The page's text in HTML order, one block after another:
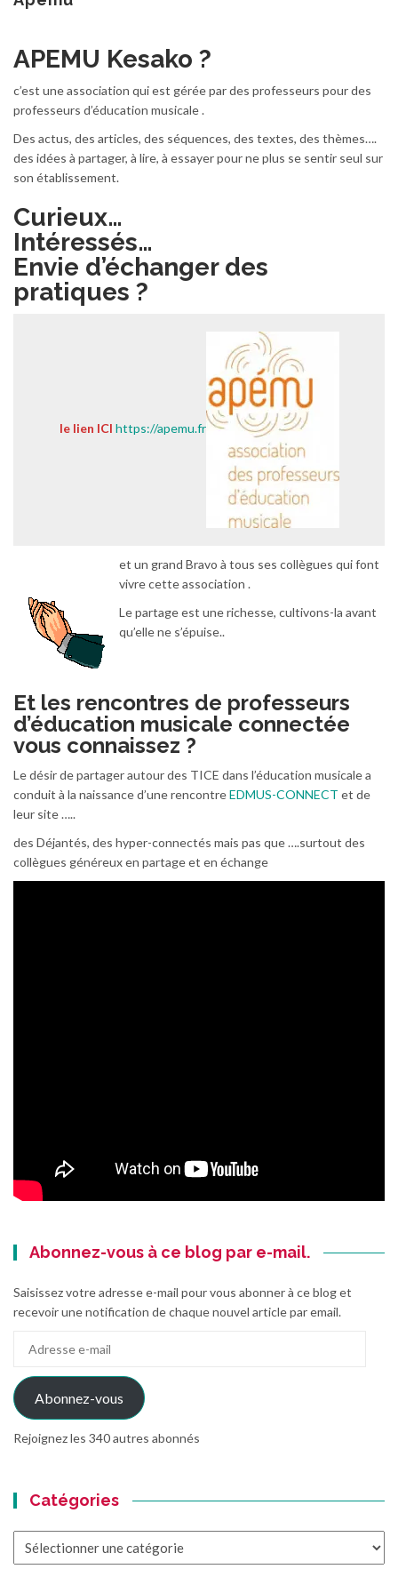
APEMU Kesako ?
c’est une association qui est gérée par des professeurs pour des
professeurs d’éducation musicale .
Des actus, des articles, des séquences, des textes, des thèmes….
des idées à partager, à lire, à essayer pour ne plus se sentir seul sur
son établissement.
Curieux…
Intéressés…
Envie d’échanger des
pratiques ?
le lien ICI https://apemu.fr
et un grand Bravo à tous ses collègues qui font
vivre cette association .
Le partage est une richesse, cultivons-la avant
qu’elle ne s’épuise..
Et les rencontres de professeurs
d’éducation musicale connectée
vous connaissez ?
Le désir de partager autour des TICE dans l’éducation musicale a
conduit à la naissance d’une rencontreEDMUS-CONNECT et de
leur site …..
des Déjantés, des hyper-connectés mais pas que ….surtout des
collègues généreux en partage et en échange
Abonnez-vous à ce blog par e-mail.
Saisissez votre adresse e-mail pour vous abonner à ce blog et
recevoir une notification de chaque nouvel article par email.
mail
Abonnez-vous
Rejoignez les 340 autres abonnés
Catégories